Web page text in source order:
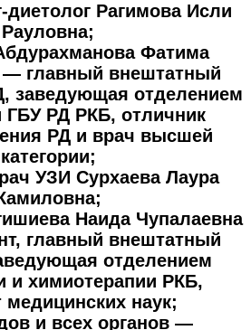
диетолог Рагимова Исли
Рауловна;
Фатима
главный внештатный
заведующая отделением
ГБУ РД РКБ, отличник
РД и врач высшей
категории;
УЗИ Сурхаева Лаура
Наида Чупалаевна
главный внештатный
отделением
и химиотерапии РКБ,
медицинских наук;
и всех органов —